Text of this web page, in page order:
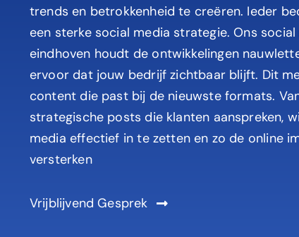
trends en betrokkenheid te creëren. Ieder
een sterke social media strategie.Ons
eindhoven houdt de ontwikkelingen
ervoor dat jouw bedrijf zichtbaar blijft. Dit
content die past bij de nieuwste formats.
strategische posts die klanten aanspreken,
media effectief in te zetten en zo de online
versterken
Vrijblijvend Gesprek